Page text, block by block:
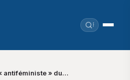
antiféministe » du…